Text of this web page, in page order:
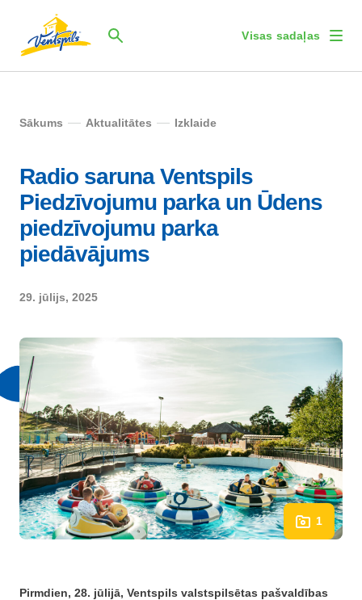
Visas sadaļas
Sākums Aktualitātes Izklaide
Radio saruna Ventspils
Piedzīvojumu parka un Ūdens
piedzīvojumu parka
piedāvājums
29. jūlijs, 2025
1
Pirmdien, 28. jūlijā, Ventspils valstspilsētas pašvaldības